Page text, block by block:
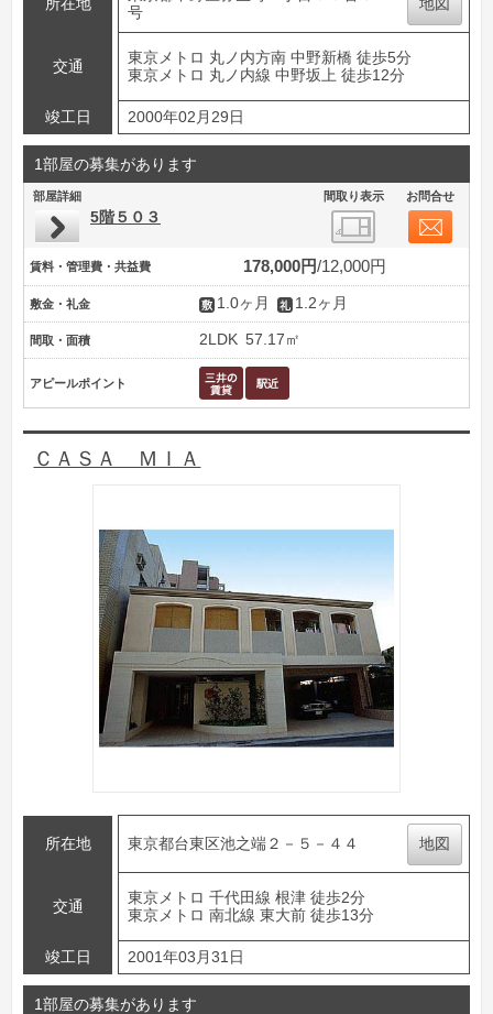
所在地
号
地図
交通
東京メトロ 丸ノ内方南 中野新橋 徒歩5分
東京メトロ 丸ノ内線 中野坂上 徒歩12分
竣工日 2000年02月29日
1部屋の募集があります
部屋詳細 間取り表示 お問合せ
5階５０３
賃料・管理費・共益費 178,000円 12,000円
敷金・礼金 1.0ヶ月 1.2ヶ月
間取・面積 2LDK 57.17㎡
アピールポイント
ＣＡＳＡ ＭＩＡ
所在地 東京都台東区池之端２－５－４４ 地図
交通
東京メトロ 千代田線 根津 徒歩2分
東京メトロ 南北線 東大前 徒歩13分
竣工日 2001年03月31日
1部屋の募集があります